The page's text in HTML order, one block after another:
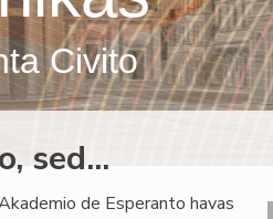
Civito
sed...
de Esperanto havas